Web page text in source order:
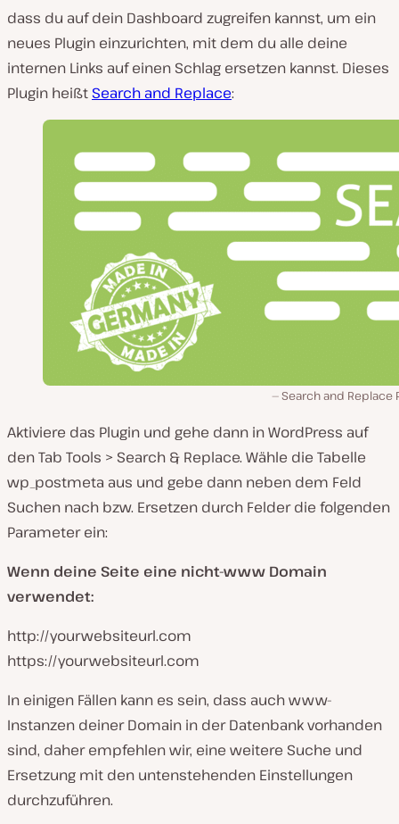
dass du auf dein Dashboard zugreifen kannst, um ein
neues Plugin einzurichten, mit dem du alle deine
internen Links auf einen Schlag ersetzen kannst. Dieses
Plugin heißt Search and Replace:
Search and Replace
Aktiviere das Plugin und gehe dann in WordPress auf
den Tab Tools > Search & Replace. Wähle die Tabelle
wp_postmeta aus und gebe dann neben dem Feld
Suchen nach bzw. Ersetzen durch Felder die folgenden
Parameter ein:
Wenn deine Seite eine nicht-www Domain
verwendet:
http://yourwebsiteurl.com
https://yourwebsiteurl.com
In einigen Fällen kann es sein, dass auch www-
Instanzen deiner Domain in der Datenbank vorhanden
sind, daher empfehlen wir, eine weitere Suche und
Ersetzung mit den untenstehenden Einstellungen
durchzuführen.